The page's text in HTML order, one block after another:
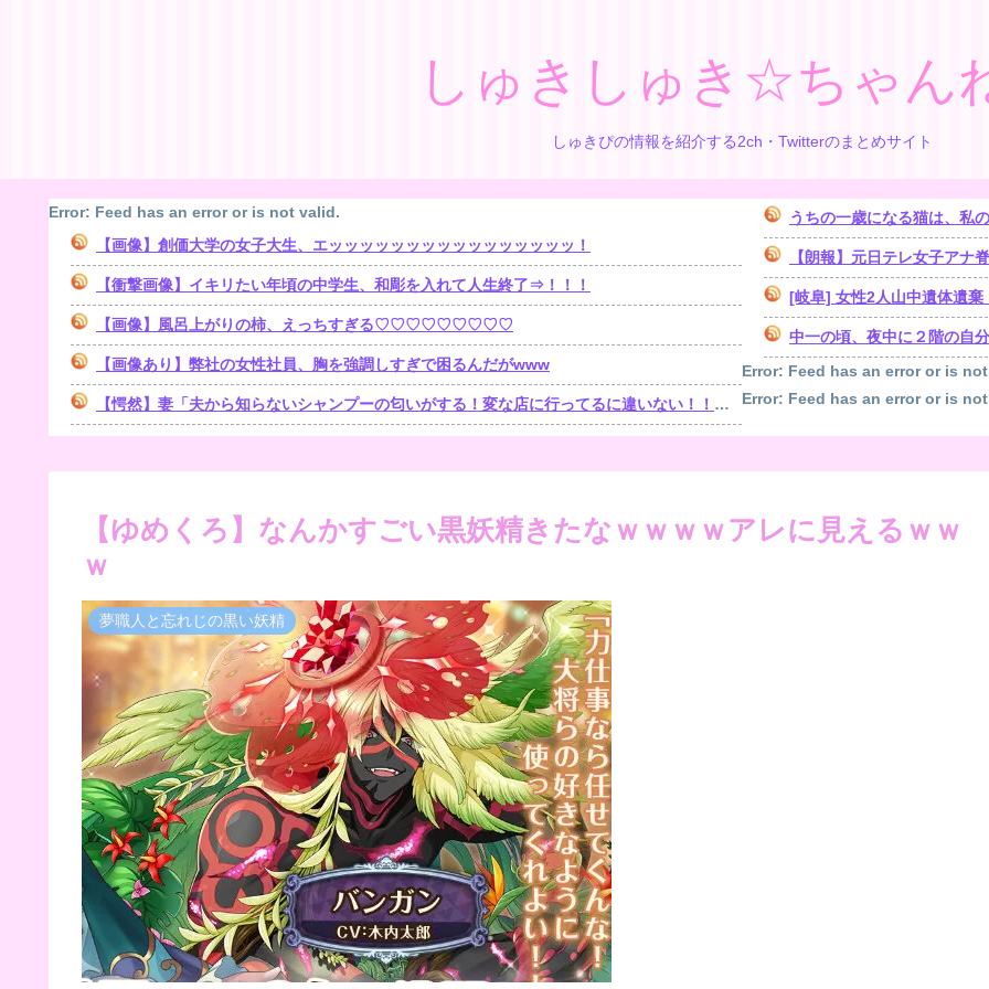
しゅきしゅき☆ちゃん
しゅきぴの情報を紹介する2ch・Twitterのまとめサイト
Error: Feed has an error or is not valid.
【画像】創価大学の女子大生、エッッッッッッッッッッッッッッッッ！
【衝撃画像】イキリたい年頃の中学生、和彫を入れて人生終了⇒！！！
【画像】風呂上がりの柿、えっちすぎる♡♡♡♡♡♡♡♡♡
【画像あり】弊社の女性社員、胸を強調しすぎで困るんだがwww
【愕然】妻「夫から知らないシャンプーの匂いがする！変な店に行ってるに違いない！！！」探偵「調べたところ･･･」⇒結果ｗｗ
うちの一歳になる猫は、私の
【朗報】元日テレ女子アナ
[岐阜] 女性2人山中遺体遺棄
中一の頃、夜中に２階の自分の
Error: Feed has an error or is
Error: Feed has an error or is
【ゆめくろ】なんかすごい黒妖精きたなｗｗｗｗアレに見えるｗｗ
ｗ
夢職人と忘れじの黒い妖精